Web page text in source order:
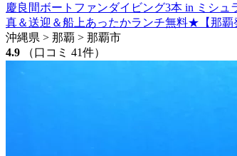
慶良間ボートファンダイビング3本 in ミシ
真＆送迎＆船上あったかランチ無料★【那覇
沖縄県 > 那覇 > 那覇市
4.9
（口コミ 41件）